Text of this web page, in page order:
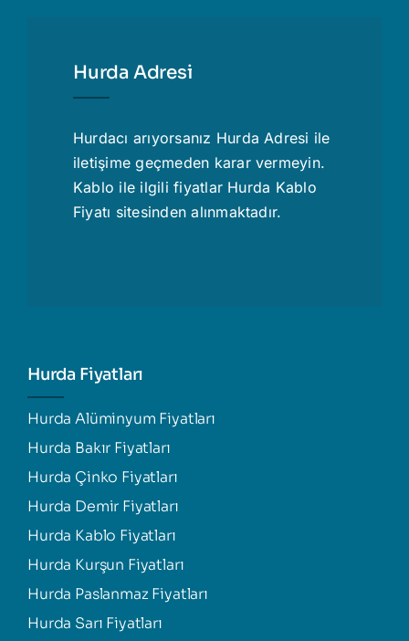
Hurda Adresi
Hurdacı arıyorsanız Hurda Adresi ile
iletişime geçmeden karar vermeyin.
Kablo ile ilgili fiyatlar Hurda Kablo
Fiyatı sitesinden alınmaktadır.
Hurda Fiyatları
Hurda Alüminyum Fiyatları
Hurda Bakır Fiyatları
Hurda Çinko Fiyatları
Hurda Demir Fiyatları
Hurda Kablo Fiyatları
Hurda Kurşun Fiyatları
Hurda Paslanmaz Fiyatları
Hurda Sarı Fiyatları